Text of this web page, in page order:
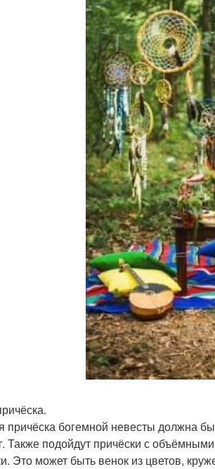
причёска богемной невесты должна
Также подойдут причёски с
Это может быть венок из цветов,